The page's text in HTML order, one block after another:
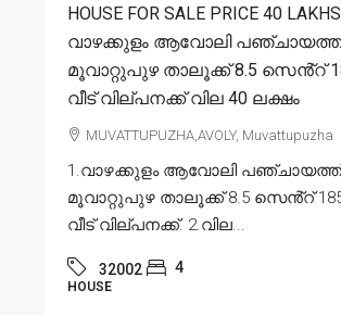
HOUSE FOR SALE PRICE 40 LAKHS
വാഴക്കുളം ആവോലി
മൂവാറ്റുപുഴ താലൂക്ക് 8.5 സെൻ്റ്
വീട് വില്പനക്ക് വില 40 ലക്ഷം
MUVATTUPUZHA,AVOLY, Muvattupuzha
1.വാഴക്കുളം ആവോലി പഞ്ചായത്ത്
മൂവാറ്റുപുഴ താലൂക്ക് 8.5 സെൻ്റ്
വീട് വില്പനക്ക്. 2.വില...
32002 4
HOUSE